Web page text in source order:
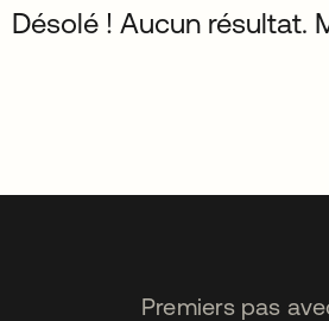
Désolé ! Aucun résultat.
Premiers pas